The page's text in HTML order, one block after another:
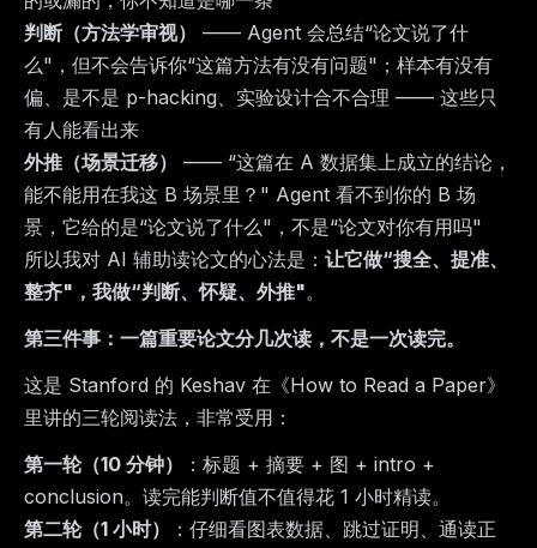
判断（方法学审视）
—— Agent 会总结“论文说了什
么"，但不会告诉你“这篇方法有没有问题"；样本有没有
偏、是不是 p-hacking、实验设计合不合理 —— 这些只
有人能看出来
外推（场景迁移）
—— “这篇在 A 数据集上成立的结论，
能不能用在我这 B 场景里？" Agent 看不到你的 B 场
景，它给的是“论文说了什么"，不是“论文对你有用吗"
所以我对 AI 辅助读论文的心法是： 让它做“搜全、提准、
整齐"，我做“判断、怀疑、外推"。
第三件事：一篇重要论文分几次读，不是一次读完。
这是 Stanford 的 Keshav 在《How to Read a Paper》
里讲的三轮阅读法，非常受用：
第一轮（10 分钟）
：标题 + 摘要 + 图 + intro +
conclusion。读完能判断值不值得花 1 小时精读。
第二轮（1 小时）
：仔细看图表数据、跳过证明、通读正